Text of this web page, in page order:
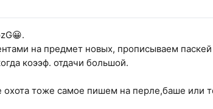
на предмет новых, прописываем паскей
коээф. отдачи большой.
охота тоже самое пишем на перле,баше или